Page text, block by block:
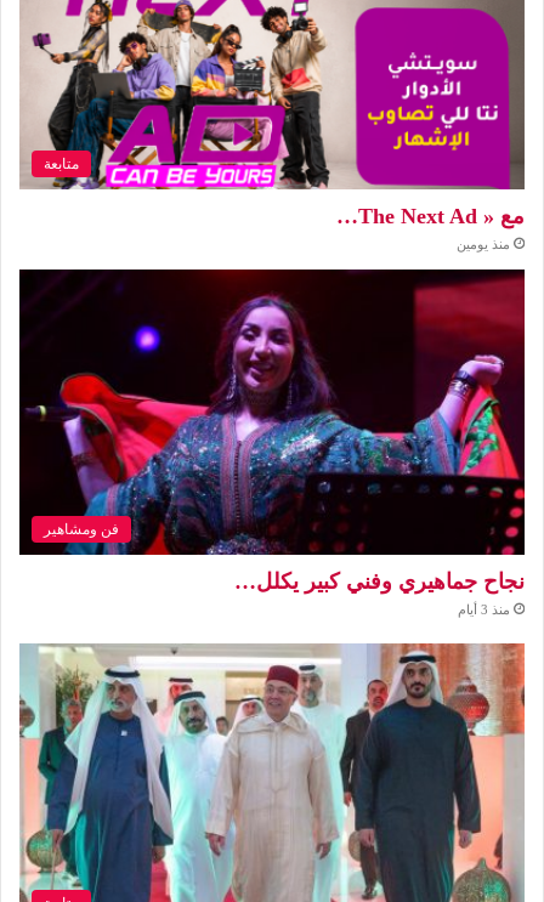
متابعة
مع « The Next Ad…
منذ يومين
فن ومشاهير
نجاح جماهيري وفني كبير يكلل…
منذ 3 أيام